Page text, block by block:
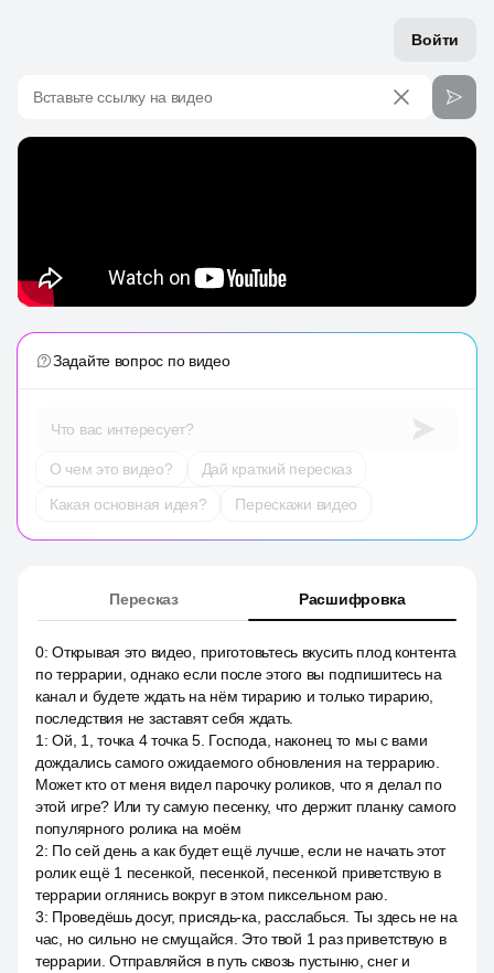
Войти
Вставьте ссылку на видео
Задайте вопрос по видео
Что вас интересует?
О чем это видео?
Дай краткий пересказ
Какая основная идея?
Перескажи видео
Пересказ Расшифровка
0:Открывая это видео, приготовьтесь вкусить плод контента
по террарии, однако если после этого вы подпишитесь на
канал и будете ждать на нём тирарию и только тирарию,
последствия не заставят себя ждать.
1 :Ой, 1, точка 4 точка 5. Господа, наконец то мы с вами
дождались самого ожидаемого обновления на террарию.
Может кто от меня видел парочку роликов, что я делал по
этой игре? Или ту самую песенку, что держит планку самого
популярного ролика на моём
2: По сей день а как будет ещё лучше, если не начать этот
ролик ещё 1 песенкой, песенкой, песенкой приветствую в
террарии оглянись вокруг в этом пиксельном раю.
3: Проведёшь досуг, присядь-ка, расслабься. Ты здесь не на
час, но сильно не смущайся. Это твой 1 раз приветствую в
террарии. Отправляйся в путь сквозь пустыню, снег и